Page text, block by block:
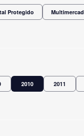
Protegido
2010 2011